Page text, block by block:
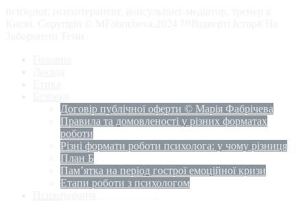
Договір публічної оферти © Марія Фабрічева
Правила та домовленості у різних форматах
роботи
Різні формати роботи психолога: у чому різниця
План Б
Пам’ятка на період гострої емоційної кризи
Етапи роботи з психологом